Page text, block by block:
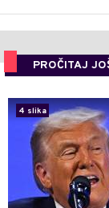
PROČITAJ
4 slika